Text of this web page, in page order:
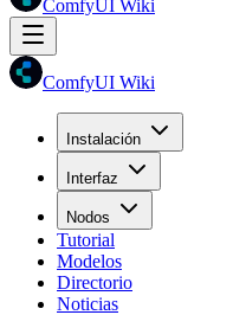
ComfyUI Wiki
ComfyUI Wiki
Instalación
Interfaz
Nodos
Tutorial
Modelos
Directorio
Noticias